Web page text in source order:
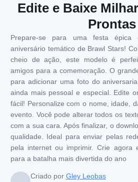
Edite e Baixe
Prontas
Prepare-se para uma festa épica
aniversário temático de Brawl Stars!
cheio de ação, este modelo é
amigos para a comemoração. O
para adicionar uma foto do
ainda mais pessoal e especial. Edite
fácil! Personalize com o nome, idade,
evento. Você pode alterar todos os
com a sua cara. Após finalizar, o
qualidade. Ideal para enviar pelas
pela internet ou imprimir. Crie agora
para a batalha mais divertida do ano
Criado por Gley Leobas